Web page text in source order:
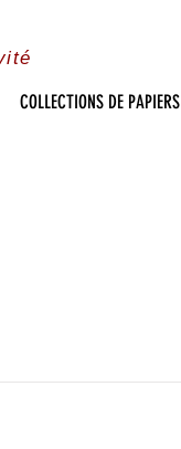
COLLECTIONS DE PAPIERS